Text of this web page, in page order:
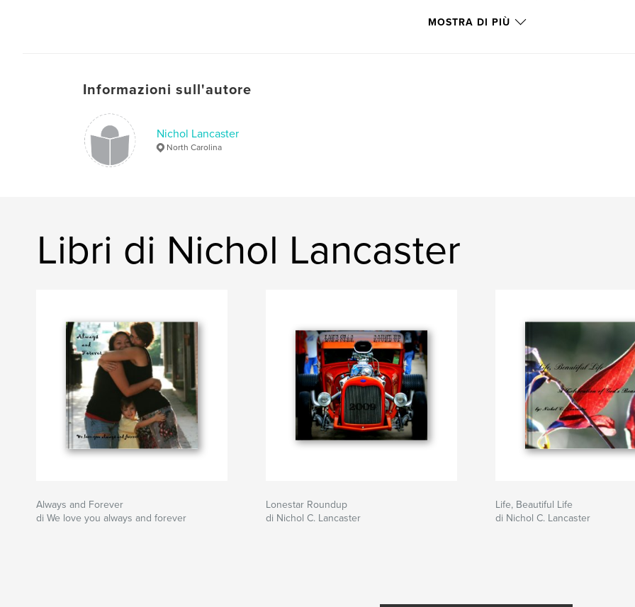
MOSTRA DI PIÙ
Informazioni sull'autore
Nichol Lancaster
North Carolina
Libri di Nichol Lancaster
Always and Forever
di We love you always and forever
Lonestar Roundup
di Nichol C. Lancaster
Life, Beautiful Life
di Nichol C. Lancaster